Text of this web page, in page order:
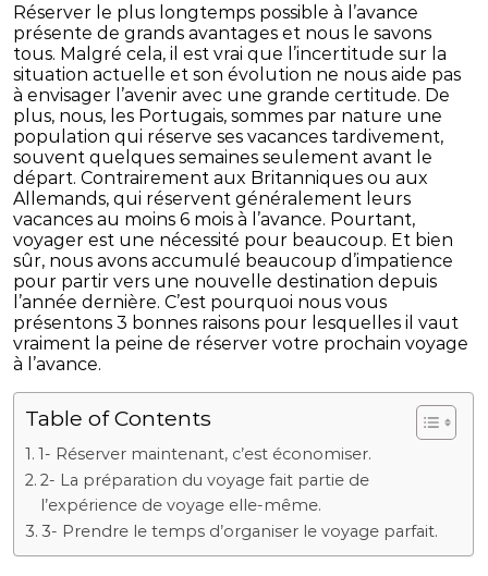
Réserver le plus longtemps possible à l’avance
présente de grands avantages et nous le savons
tous. Malgré cela, il est vrai que l’incertitude sur la
situation actuelle et son évolution ne nous aide pas
à envisager l’avenir avec une grande certitude. De
plus, nous, les Portugais, sommes par nature une
population qui réserve ses vacances tardivement,
souvent quelques semaines seulement avant le
départ. Contrairement aux Britanniques ou aux
Allemands, qui réservent généralement leurs
vacances au moins 6 mois à l’avance. Pourtant,
voyager est une nécessité pour beaucoup. Et bien
sûr, nous avons accumulé beaucoup d’impatience
pour partir vers une nouvelle destination depuis
l’année dernière. C’est pourquoi nous vous
présentons 3 bonnes raisons pour lesquelles il vaut
vraiment la peine de réserver votre prochain voyage
à l’avance.
Table of Contents
1- Réserver maintenant, c’est économiser.
2- La préparation du voyage fait partie de
l’expérience de voyage elle-même.
3- Prendre le temps d’organiser le voyage parfait.